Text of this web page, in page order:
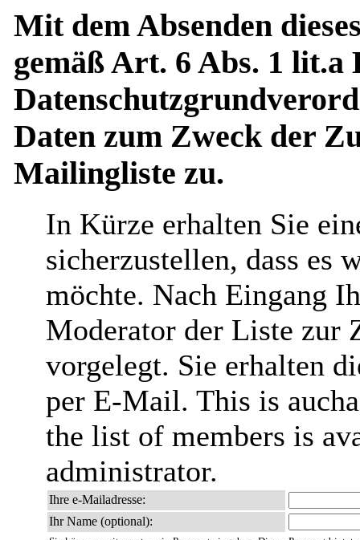
Mit dem Absenden
gemäß Art. 6 Abs. 1 lit.a
Daten zum Zweck der
Mailingliste zu.
In Kürze erhalten Sie
sicherzustellen, dass es
möchte. Nach Eingang
Moderator der Liste zur
vorgelegt. Sie erhalten
per E-Mail. This is
the list of members is
administrator.
Ihre e-Mailadresse:
Ihr Name (optional):